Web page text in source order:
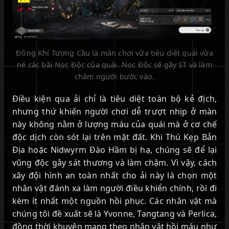
Đồng Khí Tương Cầu là màn chơi vừa tiêu diệt quái vừa
né các bãi Nọc Độc của quái. Nọc Độc sẽ gây ST và làm
chậm người bước vào.
Điều kiện qua ải chỉ là tiêu diệt toàn bộ kẻ địch,
nhưng thứ khiến người chơi dễ trượt nhịp ở màn
này không nằm ở lượng máu của quái mà ở cơ chế
độc dịch còn sót lại trên mặt đất. Khi Thú Kẹp Bản
Địa hoặc Nidwyrm Đào Hầm bị hạ, chúng sẽ để lại
vũng độc gây sát thương và làm chậm. Vì vậy, cách
xây đội hình an toàn nhất cho ải này là chọn một
nhân vật đánh xa làm người điều khiển chính, rồi đi
kèm ít nhất một nguồn hồi phục. Các nhân vật mà
chúng tôi đề xuất sẽ là Yvonne, Tangtang và Perlica,
đồng thời khuyên mang theo nhân vật hồi máu như